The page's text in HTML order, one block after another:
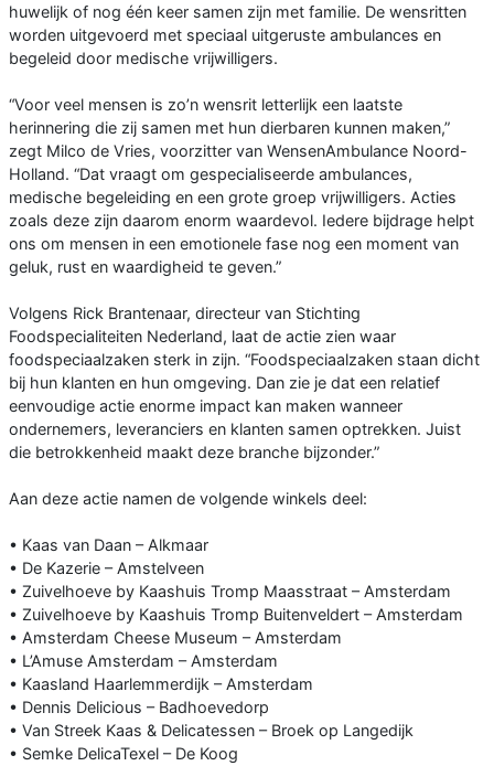
huwelijk of nog één keer samen zijn met familie. De wensritten
worden uitgevoerd met speciaal uitgeruste ambulances en
begeleid door medische vrijwilligers.
“Voor veel mensen is zo’n wensrit letterlijk een laatste
herinnering die zij samen met hun dierbaren kunnen maken,”
zegt Milco de Vries, voorzitter van WensenAmbulance Noord-
Holland. “Dat vraagt om gespecialiseerde ambulances,
medische begeleiding en een grote groep vrijwilligers. Acties
zoals deze zijn daarom enorm waardevol. Iedere bijdrage helpt
ons om mensen in een emotionele fase nog een moment van
geluk, rust en waardigheid te geven.”
Volgens Rick Brantenaar, directeur van Stichting
Foodspecialiteiten Nederland, laat de actie zien waar
foodspeciaalzaken sterk in zijn. “Foodspeciaalzaken staan dicht
bij hun klanten en hun omgeving. Dan zie je dat een relatief
eenvoudige actie enorme impact kan maken wanneer
ondernemers, leveranciers en klanten samen optrekken. Juist
die betrokkenheid maakt deze branche bijzonder.”
Aan deze actie namen de volgende winkels deel:
• Kaas van Daan – Alkmaar
• De Kazerie – Amstelveen
• Zuivelhoeve by Kaashuis Tromp Maasstraat – Amsterdam
• Zuivelhoeve by Kaashuis Tromp Buitenveldert – Amsterdam
• Amsterdam Cheese Museum – Amsterdam
• L’Amuse Amsterdam – Amsterdam
• Kaasland Haarlemmerdijk – Amsterdam
• Dennis Delicious – Badhoevedorp
• Van Streek Kaas & Delicatessen – Broek op Langedijk
• Semke DelicaTexel – De Koog